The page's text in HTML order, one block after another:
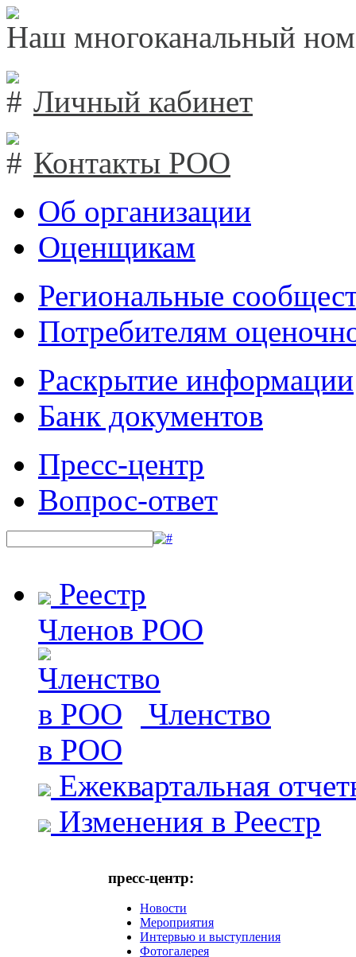
Наш многоканальный
Личный кабинет
Контакты РОО
Об организации
Оценщикам
Региональные
Потребителям
Раскрытие информации
Банк документов
Пресс-центр
Вопрос-ответ
Реестр
Членов РОО
Членство
в РОО
Ежеквартальная
Изменения в Реестр
пресс-центр:
Новости
Мероприятия
Интервью и выступления
Фотогалерея